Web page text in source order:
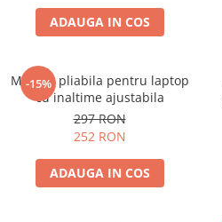
ADAUGA IN COS
-15%
Masuta pliabila pentru laptop
cu inaltime ajustabila
297 RON
252 RON
ADAUGA IN COS